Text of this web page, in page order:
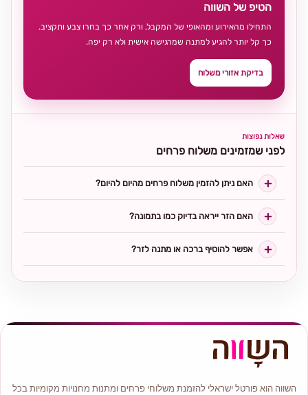
הטיפ של השווה
התחילו מהאירוע ומהאופי של המקבל, ורק אחר כך בחרו צבע ותקציב.
כך קל יותר להגיע למתנה שמרגישה אישית ולא רק יפה.
בדיקת אזורי משלוח
שאלות נפוצות
לפני שמזמינים משלוח פרחים
האם ניתן להזמין משלוח פרחים מהיום להיום?
האם הזר ייראה בדיוק כמו בתמונה?
אפשר להוסיף ברכה או מתנה לזר?
השווה הוא פורטל ישראלי להזמנת משלוחי פרחים ומתנות מחנויות מקומיות בכל